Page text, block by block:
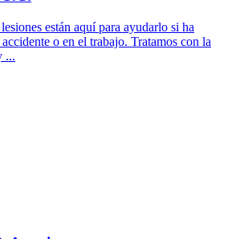
están aquí para ayudarlo si ha
o en el trabajo. Tratamos con la
...